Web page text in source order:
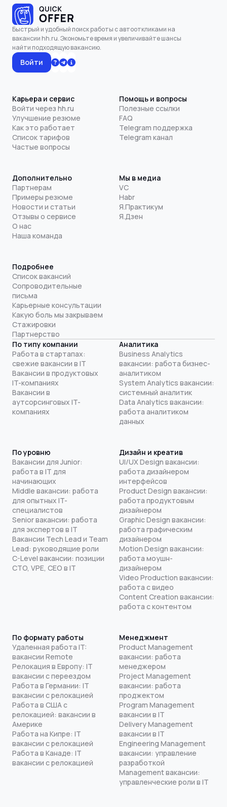
Быстрый и удобный поиск работы с автооткликами на
вакансии hh.ru. Экономьте время и увеличивайте шансы
найти подходящую вакансию.
Войти
Карьера и сервис
Войти через hh.ru
Улучшение резюме
Как это работает
Список тарифов
Частые вопросы
Помощь и вопросы
Полезные ссылки
FAQ
Telegram поддержка
Telegram канал
Дополнительно
Партнерам
Примеры резюме
Новости и статьи
Отзывы о сервисе
О нас
Наша команда
Мы в медиа
VC
Habr
Я.Практикум
Я.Дзен
Подробнее
Список вакансий
Сопроводительные
письма
Карьерные консультации
Какую боль мы закрываем
Стажировки
Партнерство
По типу компании
Работа в стартапах:
свежие вакансии в IT
Вакансии в продуктовых
IT-компаниях
Вакансии в
аутсорсинговых IT-
компаниях
Аналитика
Business Analytics
вакансии: работа бизнес-
аналитиком
System Analytics вакансии:
системный аналитик
Data Analytics вакансии:
работа аналитиком
данных
По уровню
Вакансии для Junior:
работа в IT для
начинающих
Middle вакансии: работа
для опытных IT-
специалистов
Senior вакансии: работа
для экспертов в IT
Вакансии Tech Lead и Team
Lead: руководящие роли
C-Level вакансии: позиции
CTO, VPE, CEO в IT
Дизайн и креатив
UI/UX Design вакансии:
работа дизайнером
интерфейсов
Product Design вакансии:
работа продуктовым
дизайнером
Graphic Design вакансии:
работа графическим
дизайнером
Motion Design вакансии:
работа моушн-
дизайнером
Video Production вакансии:
работа с видео
Content Creation вакансии:
работа с контентом
По формату работы
Удаленная работа IT:
вакансии Remote
Релокация в Европу: IT
вакансии с переездом
Работа в Германии: IT
вакансии с релокацией
Работа в США с
релокацией: вакансии в
Америке
Работа на Кипре: IT
вакансии с релокацией
Работа в Канаде: IT
вакансии с релокацией
Менеджмент
Product Management
вакансии: работа
менеджером
Project Management
вакансии: работа
проджектом
Program Management
вакансии в IT
Delivery Management
вакансии в IT
Engineering Management
вакансии: управление
разработкой
Management вакансии:
управленческие роли в IT